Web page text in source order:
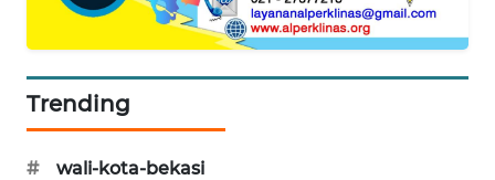
Trending
#
wali-kota-bekasi
NEWS